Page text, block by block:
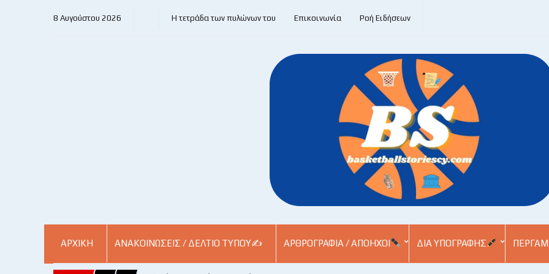
8 Αυγούστου 2026 Η τετράδα των πυλώνων του Επικοινωνία Ροή Ειδήσεων
ΑΡΧΙΚΗ ΑΝΑΚΟΙΝΏΣΕΙΣ / ΔΕΛΤΊΟ ΤΎΠΟΥ✍ ΑΡΘΡΟΓΡΑΦΊΑ / ΑΠΌΗΧΟΙ ΔΙΑ ΥΠΟΓΡΑΦΉΣ